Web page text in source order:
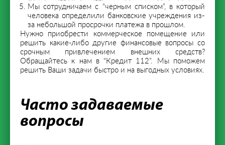
Мы сотрудничаем с “черным списком”, в который
человека определили банковские учреждения из-
за небольшой просрочки платежа в прошлом.
Нужно приобрести коммерческое помещение или
решить какие-либо другие финансовые вопросы со
срочным привлечением внешних средств?
Обращайтесь к нам в “Кредит 112”. Мы поможем
решить Ваши задачи быстро и на выгодных условиях.
Часто задаваемые
вопросы